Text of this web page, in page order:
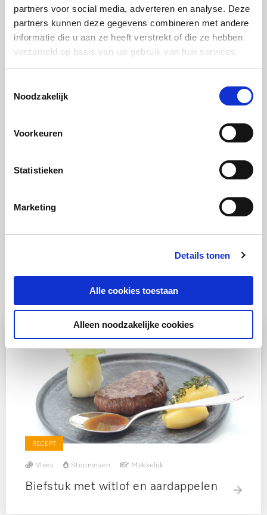
partners voor social media, adverteren en analyse. Deze
partners kunnen deze gegevens combineren met andere
informatie die u aan ze heeft verstrekt of die ze hebben
verzameld op basis van uw gebruik van hun services.
Noodzakelijk
Voorkeuren
Statistieken
Marketing
Details tonen
Alle cookies toestaan
Alleen noodzakelijke cookies
Stap 5:
Voor de garnering smelt u de boter met de suiker in
een pan. Voeg de kruimels toe en laat ze licht
bruinen. Rol de kwarkballen erdoor.
Stap 6:
balletjes erin.
RECEPT
Vlees Stoomoven Makkelijk
Biefstuk met witlof en aardappelen